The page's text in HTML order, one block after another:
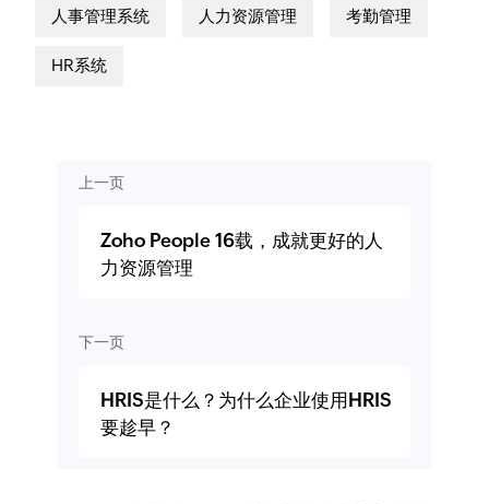
人事管理系统 人力资源管理 考勤管理
HR系统
上一页
Zoho People 16载，成就更好的人
力资源管理
下一页
HRIS是什么？为什么企业使用HRIS
要趁早？